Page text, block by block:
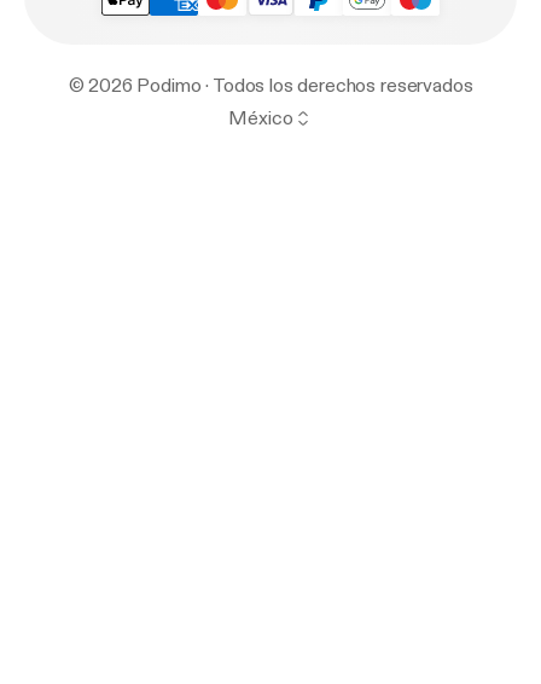
© 2026 Podimo · Todos los derechos reservados
México